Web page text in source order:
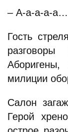
– А-а-а-а-а…
Гость
милиции
Салон
Герой